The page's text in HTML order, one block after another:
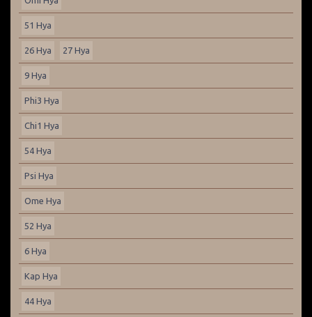
51 Hya
26 Hya 27 Hya
9 Hya
Phi3 Hya
Chi1 Hya
54 Hya
Psi Hya
Ome Hya
52 Hya
6 Hya
Kap Hya
44 Hya